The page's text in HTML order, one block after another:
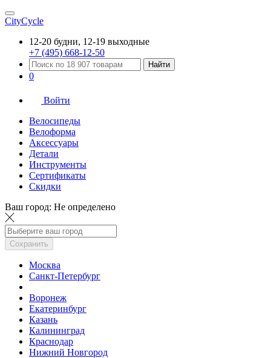
CityCycle
12-20 будни, 12-19 выходные
+7 (495) 668-12-50
Найти
0
Войти
Велосипеды
Велоформа
Аксессуары
Детали
Инструменты
Сертификаты
Скидки
Ваш город: Не определено
Сохранить
Москва
Санкт-Петербург
Воронеж
Екатеринбург
Казань
Калининград
Краснодар
Нижний Новгород